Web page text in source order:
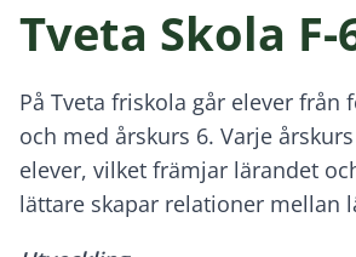
Tveta Skola F-
På Tveta friskola går elever från
och med årskurs 6. Varje
elever, vilket främjar lärandet
lättare skapar relationer mellan